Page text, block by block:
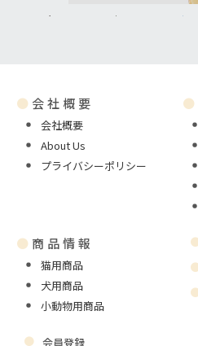
● 会社概要
会社概要
About Us
プライバシーポリシー
●
● 商品情報
猫用商品
犬用商品
小動物用商品
会員登録